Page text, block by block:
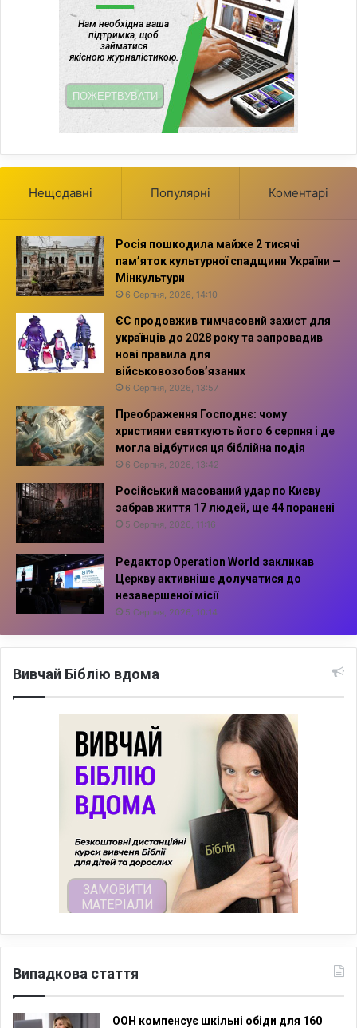
Нещодавні Популярні Коментарі
Росія пошкодила майже 2 тисячі
пам’яток культурної спадщини України —
Мінкультури
6 Серпня, 2026, 14:10
ЄС продовжив тимчасовий захист для
українців до 2028 року та запровадив
нові правила для
військовозобов’язаних
6 Серпня, 2026, 13:57
Преображення Господнє: чому
християни святкують його 6 серпня і де
могла відбутися ця біблійна подія
6 Серпня, 2026, 13:42
Російський масований удар по Києву
забрав життя 17 людей, ще 44 поранені
5 Серпня, 2026, 11:16
Редактор Operation World закликав
Церкву активніше долучатися до
незавершеної місії
5 Серпня, 2026, 10:14
Вивчай Біблію вдома
Випадкова стаття
ООН компенсує шкільні обіди для 160